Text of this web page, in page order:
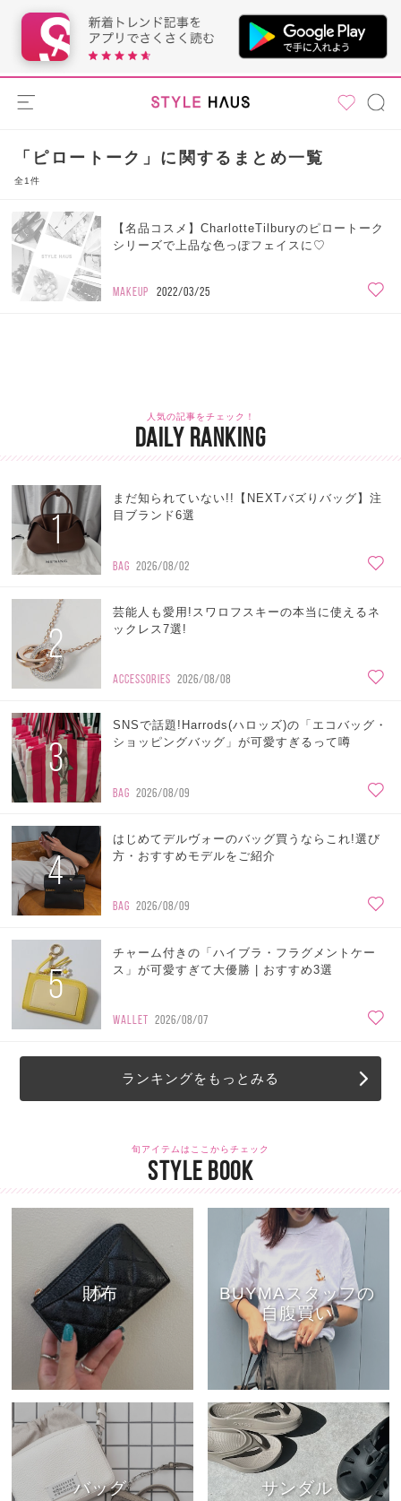
「ピロートーク」に関するまとめ一覧
全1件
【名品コスメ】CharlotteTilburyのピロートーク
シリーズで上品な色っぽフェイスに♡
MAKEUP 2022/03/25
人気の記事をチェック！
DAILY RANKING
1
まだ知られていない!!【NEXTバズりバッグ】注
目ブランド6選
BAG 2026/08/02
2
芸能人も愛用!スワロフスキーの本当に使えるネ
ックレス7選!
ACCESSORIES 2026/08/08
3
SNSで話題!Harrods(ハロッズ)の「エコバッグ・
ショッピングバッグ」が可愛すぎるって噂
BAG 2026/08/09
4
はじめてデルヴォーのバッグ買うならこれ!選び
方・おすすめモデルをご紹介
BAG 2026/08/09
5
チャーム付きの「ハイブラ・フラグメントケー
ス」が可愛すぎて大優勝 | おすすめ3選
WALLET 2026/08/07
ランキングをもっとみる
旬アイテムはここからチェック
STYLE BOOK
財布
BUYMAスタッフの
自腹買い
バッグ サンダル